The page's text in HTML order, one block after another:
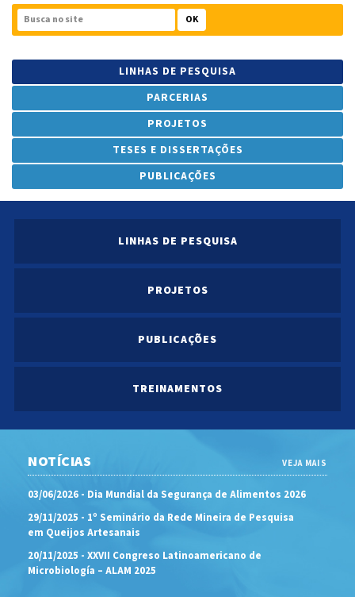
OK
LINHAS DE PESQUISA
PARCERIAS
PROJETOS
TESES E DISSERTAÇÕES
PUBLICAÇÕES
LINHAS DE PESQUISA
PROJETOS
PUBLICAÇÕES
TREINAMENTOS
NOTÍCIAS VEJA MAIS
03/06/2026 - Dia Mundial da Segurança de Alimentos 2026
29/11/2025 - 1º Seminário da Rede Mineira de Pesquisa
em Queijos Artesanais
20/11/2025 - XXVII Congreso Latinoamericano de
Microbiología – ALAM 2025